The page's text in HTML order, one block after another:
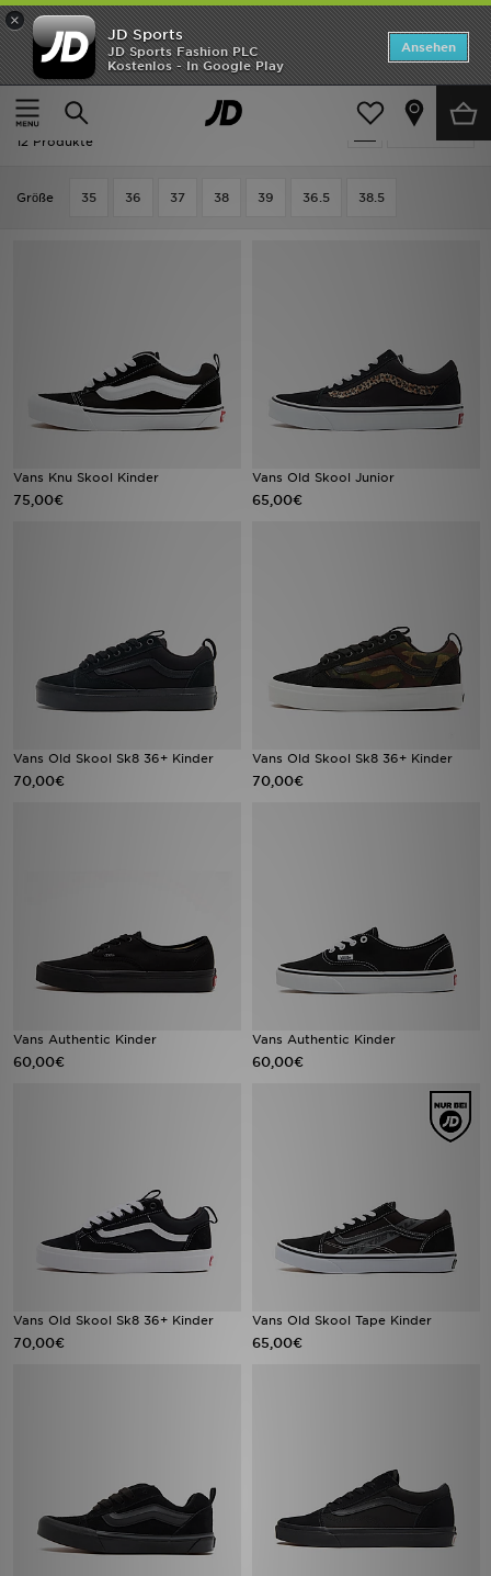
×
JD Sports
JD Sports Fashion PLC
Kostenlos - In Google Play
Ansehen
Home
Kinder Schuhe Jugendliche (Gr. 36-38.5) Skaterschuhe
Verfeinern
Kinder - Vans Skaterschuhe
12 Produkte
Grӧße 35 36 37 38 39 36.5 38.5
Vans Knu Skool Kinder
75,00€
Vans Old Skool Junior
65,00€
Vans Old Skool Sk8 36+ Kinder
70,00€
Vans Old Skool Sk8 36+ Kinder
70,00€
Vans Authentic Kinder
60,00€
Vans Authentic Kinder
60,00€
Vans Old Skool Sk8 36+ Kinder
70,00€
Vans Old Skool Tape Kinder
65,00€
ANGEBOTE
Neuheiten
Herren
Fußball
Hilfe & Kontakt
Geschenkgutschein
Blog